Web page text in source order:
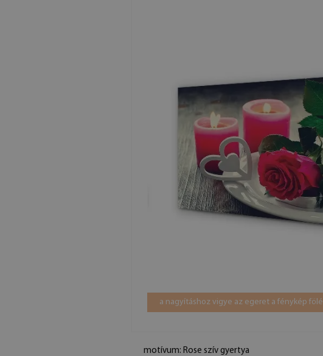
a nagyításhoz vigye az egeret a fénykép fölé
motívum: Rose szív gyertya